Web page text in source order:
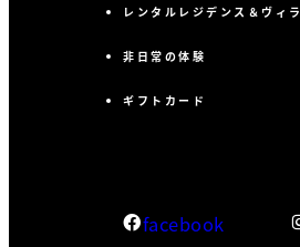
レンタルレジデンス＆ヴィラ
非日常の体験
ギフトカード
facebook